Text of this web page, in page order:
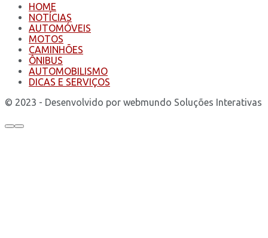
HOME
NOTÍCIAS
AUTOMÓVEIS
MOTOS
CAMINHÕES
ÔNIBUS
AUTOMOBILISMO
DICAS E SERVIÇOS
© 2023 - Desenvolvido por webmundo Soluções Interativas